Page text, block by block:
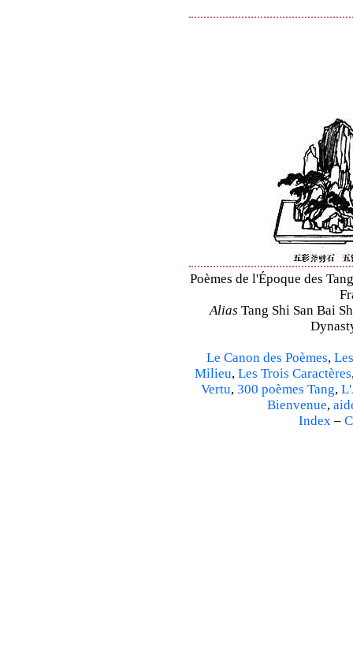
Poèmes de l'Époque des
Alias Tang Shi San Bai
Le Canon des Poèmes,
Milieu, Les Trois Caractères
Vertu, 300 poèmes Tang,
Bienvenue,
Index–